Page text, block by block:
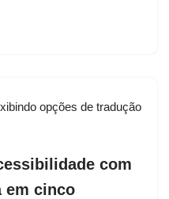
com
em cinco